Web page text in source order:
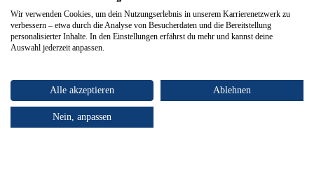
Wir verwenden Cookies, um dein Nutzungserlebnis in unserem Karrierenetzwerk zu
verbessern – etwa durch die Analyse von Besucherdaten und die Bereitstellung
personalisierter Inhalte. In den Einstellungen erfährst du mehr und kannst deine
Auswahl jederzeit anpassen.
Alle akzeptieren Ablehnen
Nein, anpassen